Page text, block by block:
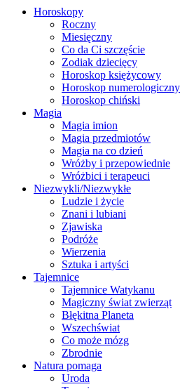
Horoskopy
Roczny
Miesięczny
Co da Ci szczęście
Zodiak dziecięcy
Horoskop księżycowy
Horoskop numerologiczny
Horoskop chiński
Magia
Magia imion
Magia przedmiotów
Magia na co dzień
Wróżby i przepowiednie
Wróżbici i terapeuci
Niezwykli/Niezwykłe
Ludzie i życie
Znani i lubiani
Zjawiska
Podróże
Wierzenia
Sztuka i artyści
Tajemnice
Tajemnice Watykanu
Magiczny świat zwierząt
Błękitna Planeta
Wszechświat
Co może mózg
Zbrodnie
Natura pomaga
Uroda